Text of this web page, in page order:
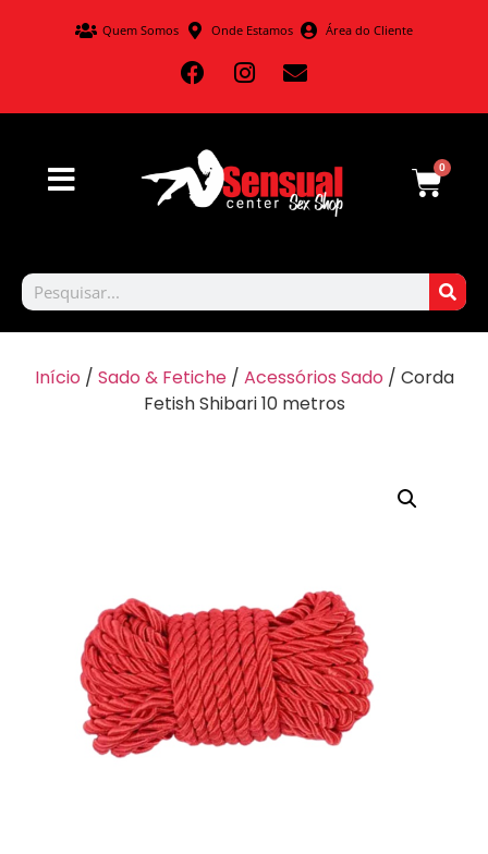
Quem Somos Onde Estamos Área do Cliente
0
Início / Sado & Fetiche/ Acessórios Sado / Corda
Fetish Shibari 10 metros